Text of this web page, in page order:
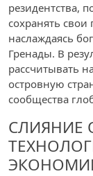
резидентства,
сохранять свои
наслаждаясь
Гренады. В
рассчитывать
островную
сообщества
СЛИЯНИЕ